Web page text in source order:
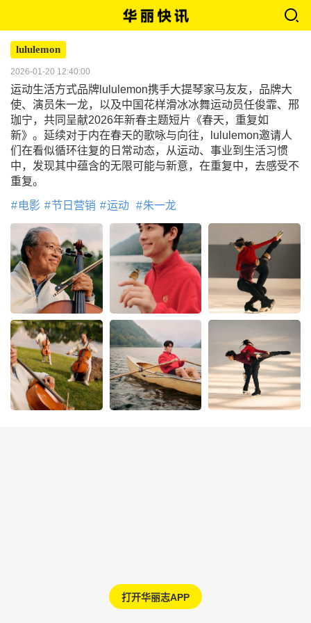
lululemon
2026-01-20 12:40:00
运动生活方式品牌lululemon携手大提琴家马友友，品牌大
使、演员朱一龙，以及中国花样滑冰冰舞运动员任俊霏、邢
珈宁，共同呈献2026年新春主题短片《春天，重复如
新》。延续对于内在春天的歌咏与向往，lululemon邀请人
们在看似循环往复的日常动态，从运动、事业到生活习惯
中，发现其中蕴含的无限可能与新意，在重复中，去感受不
重复。
电影 节日营销 运动 朱一龙
打开华丽志APP